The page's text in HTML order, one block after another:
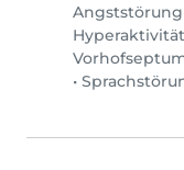
Angststörung
•